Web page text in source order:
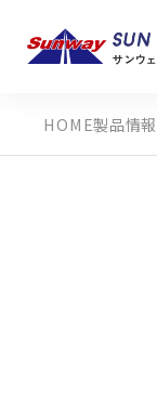
製品情報